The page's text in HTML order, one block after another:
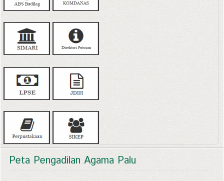
Peta Pengadilan Agama Palu